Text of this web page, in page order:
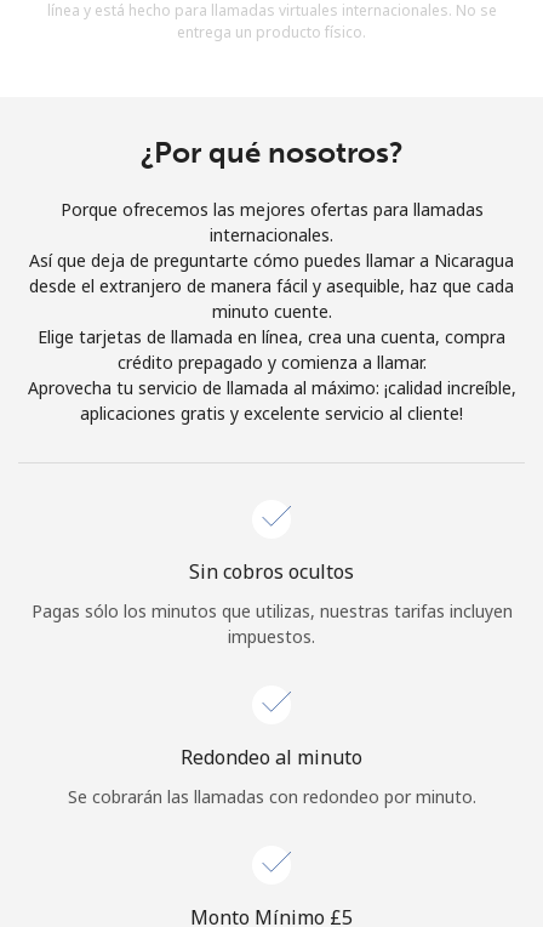
Al abrir una cuenta en este sitio web, estoy de acuerdo con
Términos y condiciones.
¡Hola!
Inicia sesión oREGÍSTRATE →
Iniciar Sesión
o
Continuar con
línea y está hecho para llamadas virtuales internacionales. No se
entrega un producto físico.
¿Por qué nosotros?
Porque ofrecemos las mejores ofertas para llamadas
internacionales.
Así que deja de preguntarte cómo puedes llamar a Nicaragua
desde el extranjero de manera fácil y asequible, haz que cada
minuto cuente.
Elige tarjetas de llamada en línea, crea una cuenta, compra
crédito prepagado y comienza a llamar.
Aprovecha tu servicio de llamada al máximo: ¡calidad increíble,
aplicaciones gratis y excelente servicio al cliente!
Sin cobros ocultos
Pagas sólo los minutos que utilizas, nuestras tarifas incluyen
impuestos.
Redondeo al minuto
Se cobrarán las llamadas con redondeo por minuto.
Monto Mínimo ⁦£5⁩